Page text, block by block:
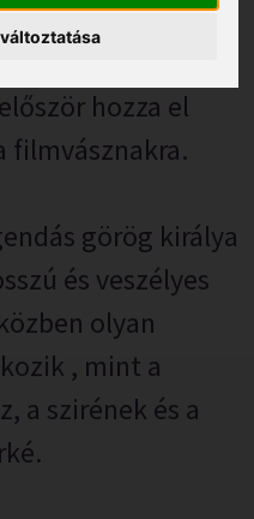
melyet
IMAX®
hozza el
filmvásznakra.
görög királya
és veszélyes
olyan
, mint a
a szirének és a